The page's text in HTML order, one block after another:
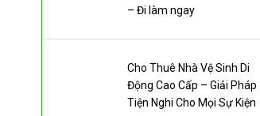
– Đi làm ngay
Cho Thuê Nhà Vệ Sinh Di
Động Cao Cấp – Giải Pháp
Tiện Nghi Cho Mọi Sự Kiện